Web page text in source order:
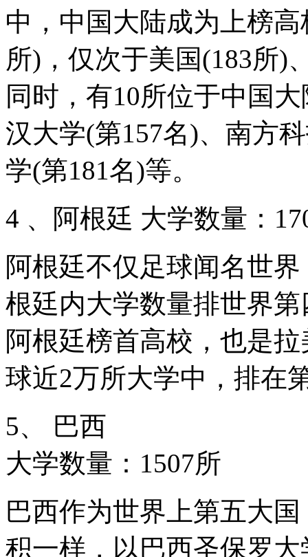
中，中国大陆成为上榜
所)，仅次于美国(183所)
同时，有10所位于中国
汉大学(第157名)、南方
学(第181名)等。
4 、阿根廷 大学数量：
阿根廷不仅足球闻名世
根廷内大学数量排世界
阿根廷榜首高校，也是
球近2万所大学中，排在
5、 巴西
大学数量：1507所
巴西作为世界上第五大
积一样，以巴西圣保罗